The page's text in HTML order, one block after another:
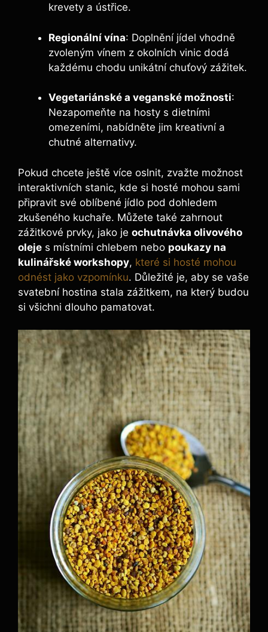
krevety a ústřice.
Regionální vína: Doplnění jídel vhodně
zvoleným vínem z okolních vinic dodá
každému chodu unikátní chuťový zážitek.
Vegetariánské a veganské možnosti:
Nezapomeňte na hosty s dietními
omezeními, nabídněte jim kreativní a
chutné alternativy.
Pokud chcete ještě více oslnit, zvažte možnost
interaktivních stanic, kde si hosté mohou sami
připravit své oblíbené jídlo pod dohledem
zkušeného kuchaře. Můžete také zahrnout
zážitkové prvky, jako je ochutnávka olivového
oleje s místními chlebem nebo poukazy na
kulinářské workshopy, které si hosté mohou
odnést jako vzpomínku. Důležité je, aby se vaše
svatební hostina stala zážitkem, na který budou
si všichni dlouho pamatovat.